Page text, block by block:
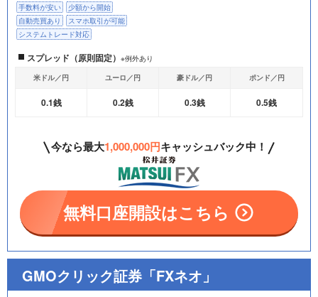
手数料が安い
少額から開始
自動売買あり
スマホ取引が可能
システムトレード対応
スプレッド（原則固定） ※例外あり
米ドル／円
ユーロ／円 豪ドル／円 ポンド／円
0.1銭 0.2銭 0.3銭 0.5銭
今なら最大1,000,000円キャッシュバック中！
無料口座開設はこちら
GMOクリック証券「FXネオ」